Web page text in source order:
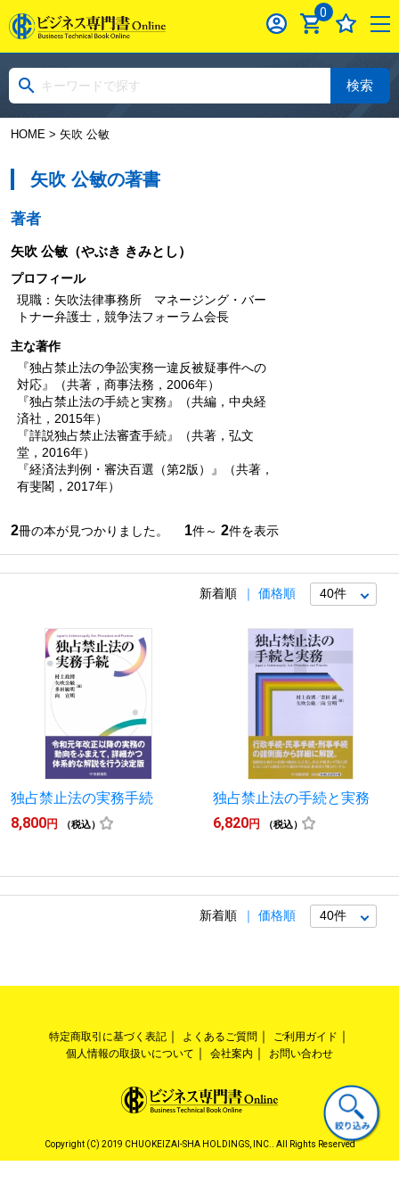
0
検索
HOME> 矢吹 公敏
矢吹 公敏の著書
著者
矢吹 公敏（やぶき きみとし）
プロフィール
現職：矢吹法律事務所 マネージング・バー
トナー弁護士，競争法フォーラム会長
主な著作
『独占禁止法の争訟実務一違反被疑事件への
対応』（共著，商事法務，2006年）
『独占禁止法の手続と実務』（共編，中央経
済社，2015年）
『詳説独占禁止法審査手続』（共著，弘文
堂，2016年）
『経済法判例・審決百選（第2版）』（共著，
有斐閣，2017年）
2冊の本が見つかりました。 1件～ 2件を表示
新着順 価格順
独占禁止法の実務手続
8,800円 （税込）
独占禁止法の手続と実務
6,820円 （税込）
新着順 価格順
特定商取引に基づく表記 よくあるご質問
ご利用ガイド
個人情報の取扱いについて
会社案内 お問い合わせ
Copyright (C) 2019 CHUOKEIZAI-SHA HOLDINGS, INC.. All Rights Reserved